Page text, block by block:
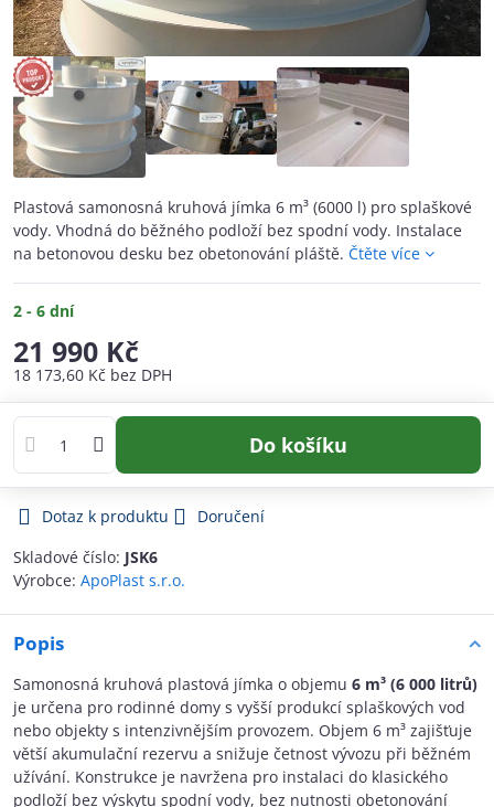
Plastová samonosná kruhová jímka 6 m³ (6000 l) pro splaškové
vody. Vhodná do běžného podloží bez spodní vody. Instalace
na betonovou desku bez obetonování pláště. Čtěte více
2 - 6 dní
21 990 Kč
18 173,60 Kč bez DPH
Do košíku
Dotaz k produktu
Doručení
Skladové číslo: JSK6
Výrobce: ApoPlast s.r.o.
Popis
Samonosná kruhová plastová jímka o objemu 6 m³ (6 000 litrů)
je určena pro rodinné domy s vyšší produkcí splaškových vod
nebo objekty s intenzivnějším provozem. Objem 6 m³ zajišťuje
větší akumulační rezervu a snižuje četnost vývozu při běžném
užívání. Konstrukce je navržena pro instalaci do klasického
podloží bez výskytu spodní vody, bez nutnosti obetonování